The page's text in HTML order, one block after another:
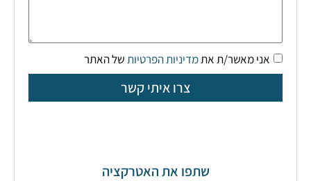
אני מאשר/ת אתמדיניות הפרטיותשל האתר
צרו איתי קשר
שתפו את האטרקציה